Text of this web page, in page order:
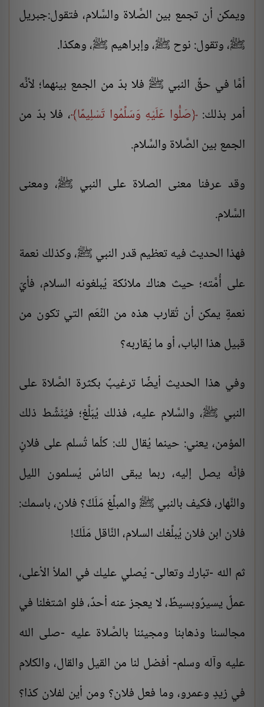
ويمكن أن تجمع بين الصَّلاة والسَّلام، فتقول:جبريل
ﷺ، وتقول: نوحﷺ، وإبراهيم ﷺ، وهكذا.
أمَّا في حقِّ النبي ﷺ فلا بدّ من الجمع بينهما؛ لأنَّه
أمر بذلك: صَلُّوا عَلَيْهِ وَسَلِّمُوا تَسْلِيمًا ، فلا بدّ من
الجمع بين الصَّلاة والسَّلام.
وقد عرفنا معنى الصلاة على النبي ﷺ، ومعنى
السَّلام.
فهذا الحديث فيه تعظيم قدر النبي ﷺ، وكذلك نعمة
على أُمَّته؛ حيث هناك ملائكة يُبلغونه السلام، فأيّ
نعمةٍ يمكن أن تُقارب هذه من النِّعَم التي تكون من
قبيل هذا الباب، أو ما يُقاربه؟
وفي هذا الحديث أيضًا ترغيبٌ بكثرة الصَّلاة على
النبي ﷺ، والسَّلام عليه، فذلك يُبَلَّغ؛ فيُنَشِّط ذلك
المؤمن، يعني: حينما يُقال لك: كلّما تُسلم على فلانٍ
فإنَّه يصل إليه، ربما يبقى الناسُ يُسلمون الليل
والنَّهار، فكيف بالنبي ﷺ والمبلِّغ مَلَكٌ؟ فلان، باسمك:
فلان ابن فلان يُبلِّغك السلام، النَّاقل مَلَكٌ!
ثم الله -تبارك وتعالى- يُصلي عليك في الملأ الأعلى،
عملٌ يسيرٌوبسيطٌ، لا يعجز عنه أحدٌ، فلو اشتغلنا في
مجالسنا وذهابنا ومجيئنا بالصَّلاة عليه -صلى الله
عليه وآله وسلم- أفضل لنا من القيل والقال، والكلام
في زيدٍ وعمرو، وما فعل فلان؟ ومن أين لفلان كذا؟